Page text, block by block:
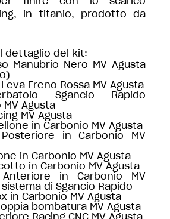
in titanio, prodotto da
dettaglio del kit:
Manubrio Nero MV Agusta
Freno Rossa MV Agusta
Sgancio Rapido
Agusta
MV Agusta
in Carbonio MV Agusta
in Carbonio MV
in Carbonio MV Agusta
in Carbonio MV Agusta
Anteriore in Carbonio MV
di Sgancio Rapido
in Carbonio MV Agusta
bombatura MV Agusta